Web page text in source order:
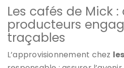
Les cafés de Mick :
producteurs
traçables
L’approvisionnement chez